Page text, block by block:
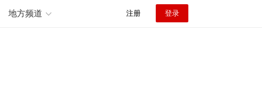
地方频道 注册 登录